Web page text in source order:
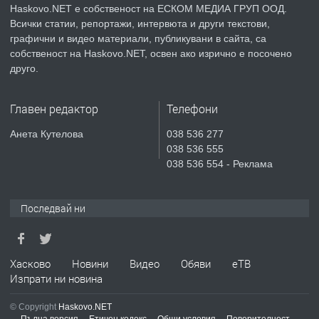
преди 5 дни
ПРЕДЛАГА СГЛОБЯВАНЕ НА МЕБЕЛИ.
№4119 Едностаен обзаведен
Haskovo.NET е собственост на ЕСКОМ МЕДИА ГРУП ООД.
Всички статии, репортажи, интервюта и други текстови,
графични и видео материали, публикувани в сайта, са
собственост на Haskovo.NET, освен ако изрично е посочено
друго.
Главен редактор
Анета Кутелова
Телефони
038 536 277
038 536 555
038 536 554 - Реклама
Последвай ни
Хасково Новини Видео Обяви
еТВ
Изпрати ни новина
© Copyright Haskovo.NET